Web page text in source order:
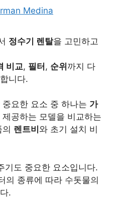
Medina
정수기 렌탈을 고민하고
비교, 필터, 순위까지 다
니다.
요한 요소 중 하나는 가
공하는 모델을 비교하는
렌트비 와 초기 설치 비
기도 중요한 요소입니다.
의 종류에 따라 수돗물의
.